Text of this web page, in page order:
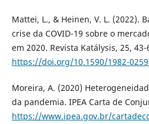
Mattei, L., & Heinen, V. L. (2022).
crise da COVID-19 sobre o
em 2020. Revista Katálysis, 25, 43-
https://doi.org/10.1590/1982-
Moreira, A. (2020)
da pandemia. IPEA Carta de
https://www.ipea.gov.br/